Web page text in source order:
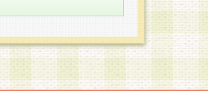
加・ 利用停止等を求
に限り、法令に準拠し
完了し、当社が承認した